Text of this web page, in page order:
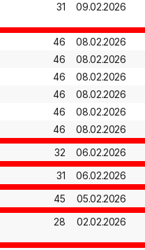
31 09.02.2026
46 08.02.2026
46
08.02.2026
46
08.02.2026
46
08.02.2026
46
08.02.2026
46
08.02.2026
32
06.02.2026
31
06.02.2026
45
05.02.2026
28
02.02.2026